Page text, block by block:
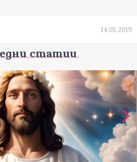
14.05.2019
статии